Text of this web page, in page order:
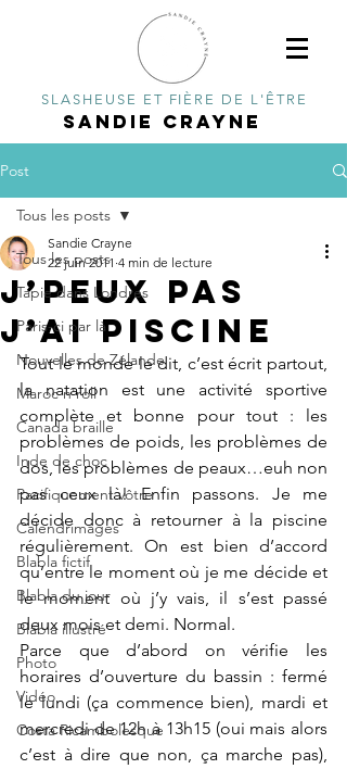
SLASHEUSE ET FIÈRE DE L'ÊTRE
SANDIE CRAYNE
Post
Tous les posts
Tapie dans Londres
Paris-ci par là
Nouvelles de Zélande
Maroc n'roll
Canada braille
Inde de choc
Pacifiquement vôtre
Calendrimages
Blabla fictif
Blabla du jour
Blabla illustré
Photo
Vidéo
Costa Ricambolesque
Tous les posts
J’peux pas
j’ai piscine
Sandie Crayne
22 juin 2011 4 min de lecture
Tout le monde le dit, c’est écrit partout,
la natation est une activité sportive
complète et bonne pour tout : les
problèmes de poids, les problèmes de
dos, les problèmes de peaux…euh non
pas ceux là! Enfin passons. Je me
décide donc à retourner à la piscine
régulièrement. On est bien d’accord
qu’entre le moment où je me décide et
le moment où j’y vais, il s’est passé
deux mois et demi. Normal.
Parce que d’abord on vérifie les
horaires d’ouverture du bassin : fermé
le lundi (ça commence bien), mardi et
mercredi de 12h à 13h15 (oui mais alors
c’est à dire que non, ça marche pas),